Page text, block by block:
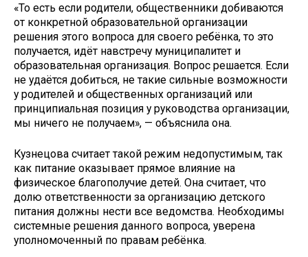
«То есть если родители, общественники добиваются
от конкретной образовательной организации
решения этого вопроса для своего ребёнка, то это
получается, идёт навстречу муниципалитет и
образовательная организация. Вопрос решается. Если
не удаётся добиться, не такие сильные возможности
у родителей и общественных организаций или
принципиальная позиция у руководства организации,
мы ничего не получаем», — объяснила она.
Кузнецова считает такой режим недопустимым, так
как питание оказывает прямое влияние на
физическое благополучие детей. Она считает, что
долю ответственности за организацию детского
питания должны нести все ведомства. Необходимы
системные решения данного вопроса, уверена
уполномоченный по правам ребёнка.